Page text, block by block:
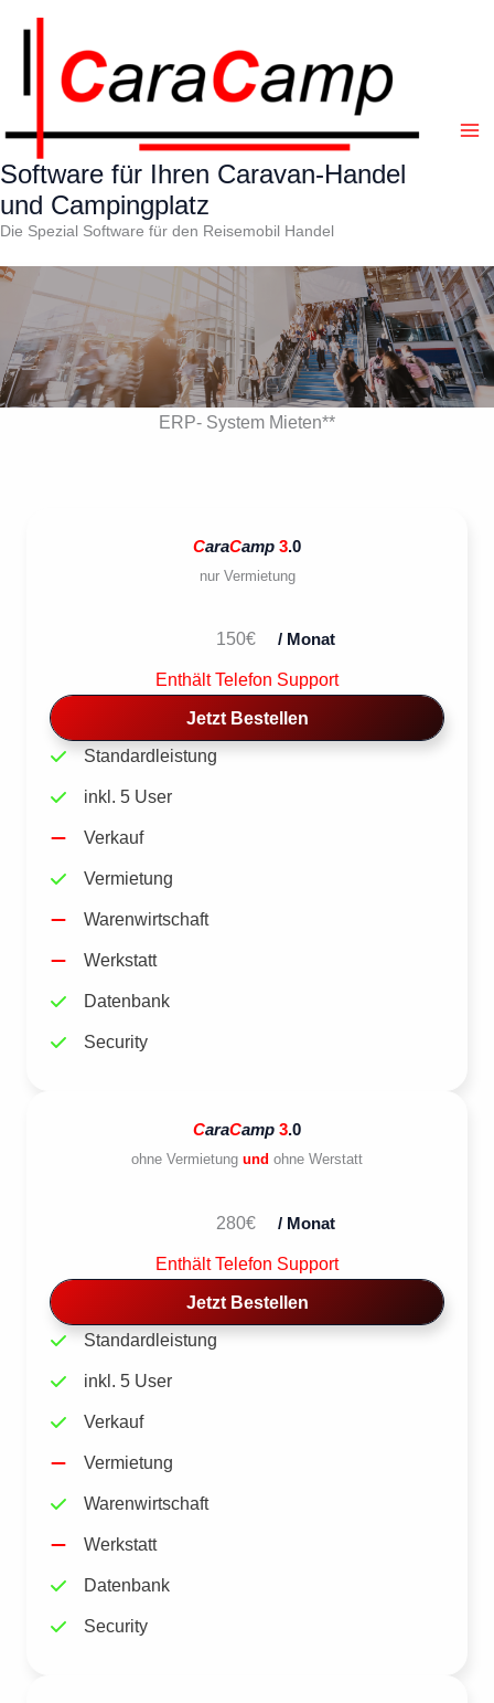
springen
Software für Ihren Caravan-Handel
und Campingplatz
Die Spezial Software für den Reisemobil Handel
ERP- System Mieten**
CaraCamp 3.0
nur Vermietung
150€ / Monat
Enthält Telefon Support
Jetzt Bestellen
Standardleistung
inkl. 5 User
Verkauf
Vermietung
Warenwirtschaft
Werkstatt
Datenbank
Security
CaraCamp 3.0
ohne Vermietung und ohne Werstatt
280€ / Monat
Enthält Telefon Support
Jetzt Bestellen
Standardleistung
inkl. 5 User
Verkauf
Vermietung
Warenwirtschaft
Werkstatt
Datenbank
Security